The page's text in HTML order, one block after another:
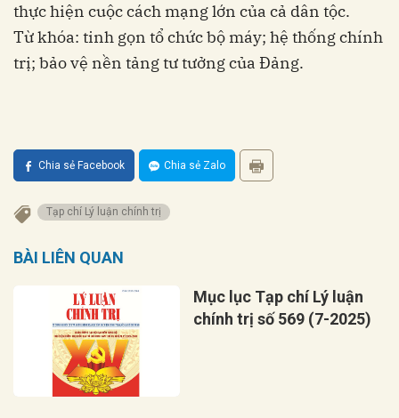
thực hiện cuộc cách mạng lớn của cả dân tộc.
Từ khóa: tinh gọn tổ chức bộ máy; hệ thống chính
trị; bảo vệ nền tảng tư tưởng của Đảng.
Chia sẻ Facebook Chia sẻ Zalo
Tạp chí Lý luận chính trị
BÀI LIÊN QUAN
Mục lục Tạp chí Lý luận
chính trị số 569 (7-2025)